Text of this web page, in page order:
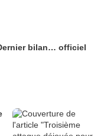
bilan… officiel